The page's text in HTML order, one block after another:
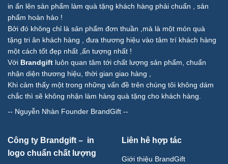
in ấn lên sản phẩm làm quà tặng khách hàng phải chuẩn , sản
phẩm hoàn hảo !
Bởi đó không chỉ là sản phẩm đơn thuần ,mà là một món quà
tặng tri ân khách hàng , đưa thương hiệu vào tâm trí khách hàng
một cách tốt đẹp nhất ,ấn tượng nhất !
Với Brandgift luôn quan tâm tới chất lượng sản phẩm, chuẩn
nhận diện thương hiệu, thời gian giao hàng ,
Khi cảm thấy một trong những vấn đề trên chúng tôi không dám
chắc thì sẽ không nhận làm hàng quà tặng cho khách hàng.
-- Nguyễn Nhàn Founder BrandGift --
Công ty Brandgift – in
logo chuẩn chất lượng
Liên hê hợp tác
Giới thiệu BrandGift